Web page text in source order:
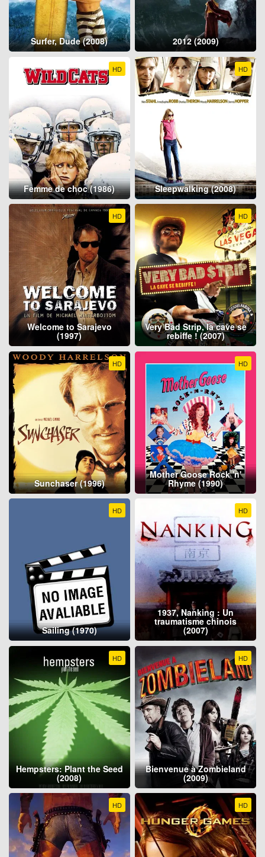
Surfer, Dude (2008) 2012 (2009)
HD
Femme de choc (1986)
HD
Sleepwalking (2008)
HD
Welcome to Sarajevo
(1997)
HD
Very Bad Strip, la cave se
rebiffe ! (2007)
HD
Sunchaser (1996)
HD
Mother Goose Rock 'n'
Rhyme (1990)
HD
Sailing (1970)
HD
1937, Nanking : Un
traumatisme chinois
(2007)
HD
Hempsters: Plant the Seed
(2008)
HD
Bienvenue à Zombieland
(2009)
HD HD